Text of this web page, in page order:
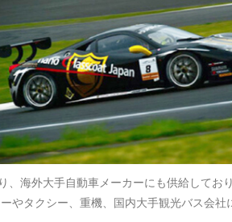
海外大手自動車メーカーにも供給して
やタクシー、重機、国内大手観光バス会